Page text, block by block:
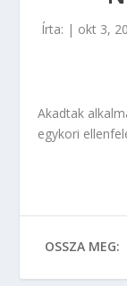
Írta: | okt 3,
Akadtak
egykori
OSSZA MEG: